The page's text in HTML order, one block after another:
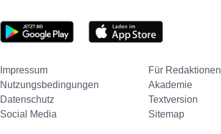
Impressum Für Redaktionen
Nutzungsbedingungen
Akademie
Datenschutz
Textversion
Social Media
Sitemap